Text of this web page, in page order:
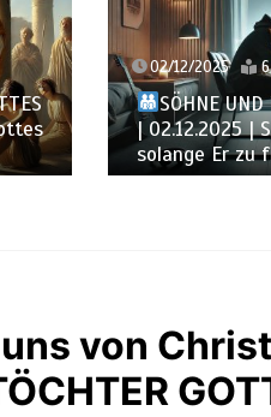
01/12/2025 6
SÖHNE UND
| 01.12.2025 |
der
von